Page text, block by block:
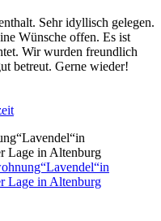
Sehr idyllisch gelegen.
Wünsche offen. Es ist
Wir wurden freundlich
betreut. Gerne wieder!
Lage in Altenburg